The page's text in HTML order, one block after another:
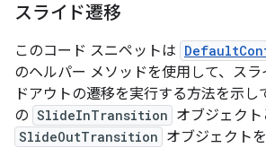
スライド遷移
このコード スニペットは
のヘルパー メソッドを使用して、ス
ドアウトの遷移を実行する方法を示し
の SlideInTransition オブジェクト
SlideOutTransition オブジェクト